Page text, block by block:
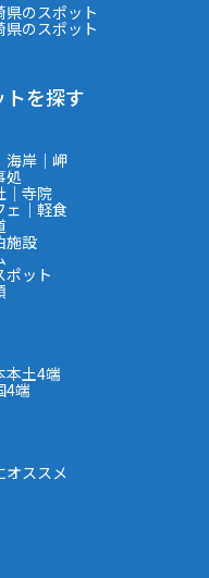
県のスポット
県のスポット
を探す
海岸｜岬
処
｜寺院
ェ｜軽食
施設
ポット
本土4端
4端
オススメ